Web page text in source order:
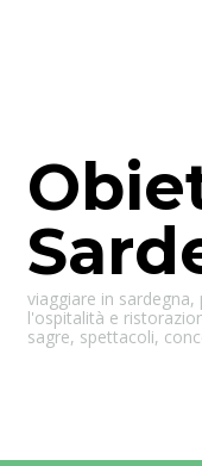
viaggiare in
l'ospitalità e
sagre, spettacoli,